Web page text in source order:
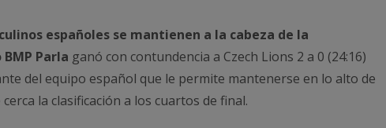
españoles se mantienen a la cabeza de la
Parla ganó con contundencia a Czech Lions 2 a 0 (24:16)
del equipo español que le permite mantenerse en lo alto de
la clasificación a los cuartos de final.